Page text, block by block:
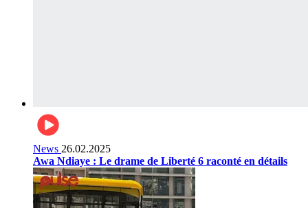
News 26.02.2025
Awa Ndiaye : Le drame de Liberté 6 raconté en détails